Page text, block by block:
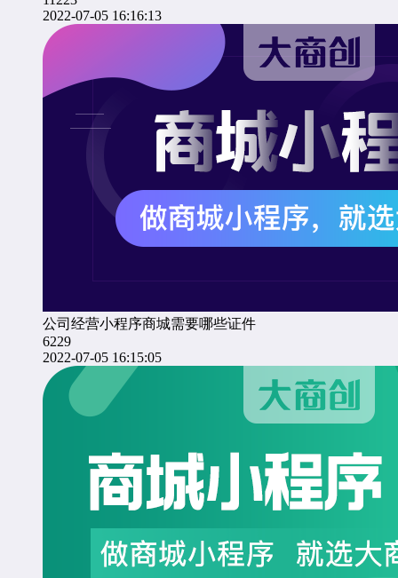
2022-07-05 16:16:13
公司经营小程序商城需要哪些证件
6229
2022-07-05 16:15:05